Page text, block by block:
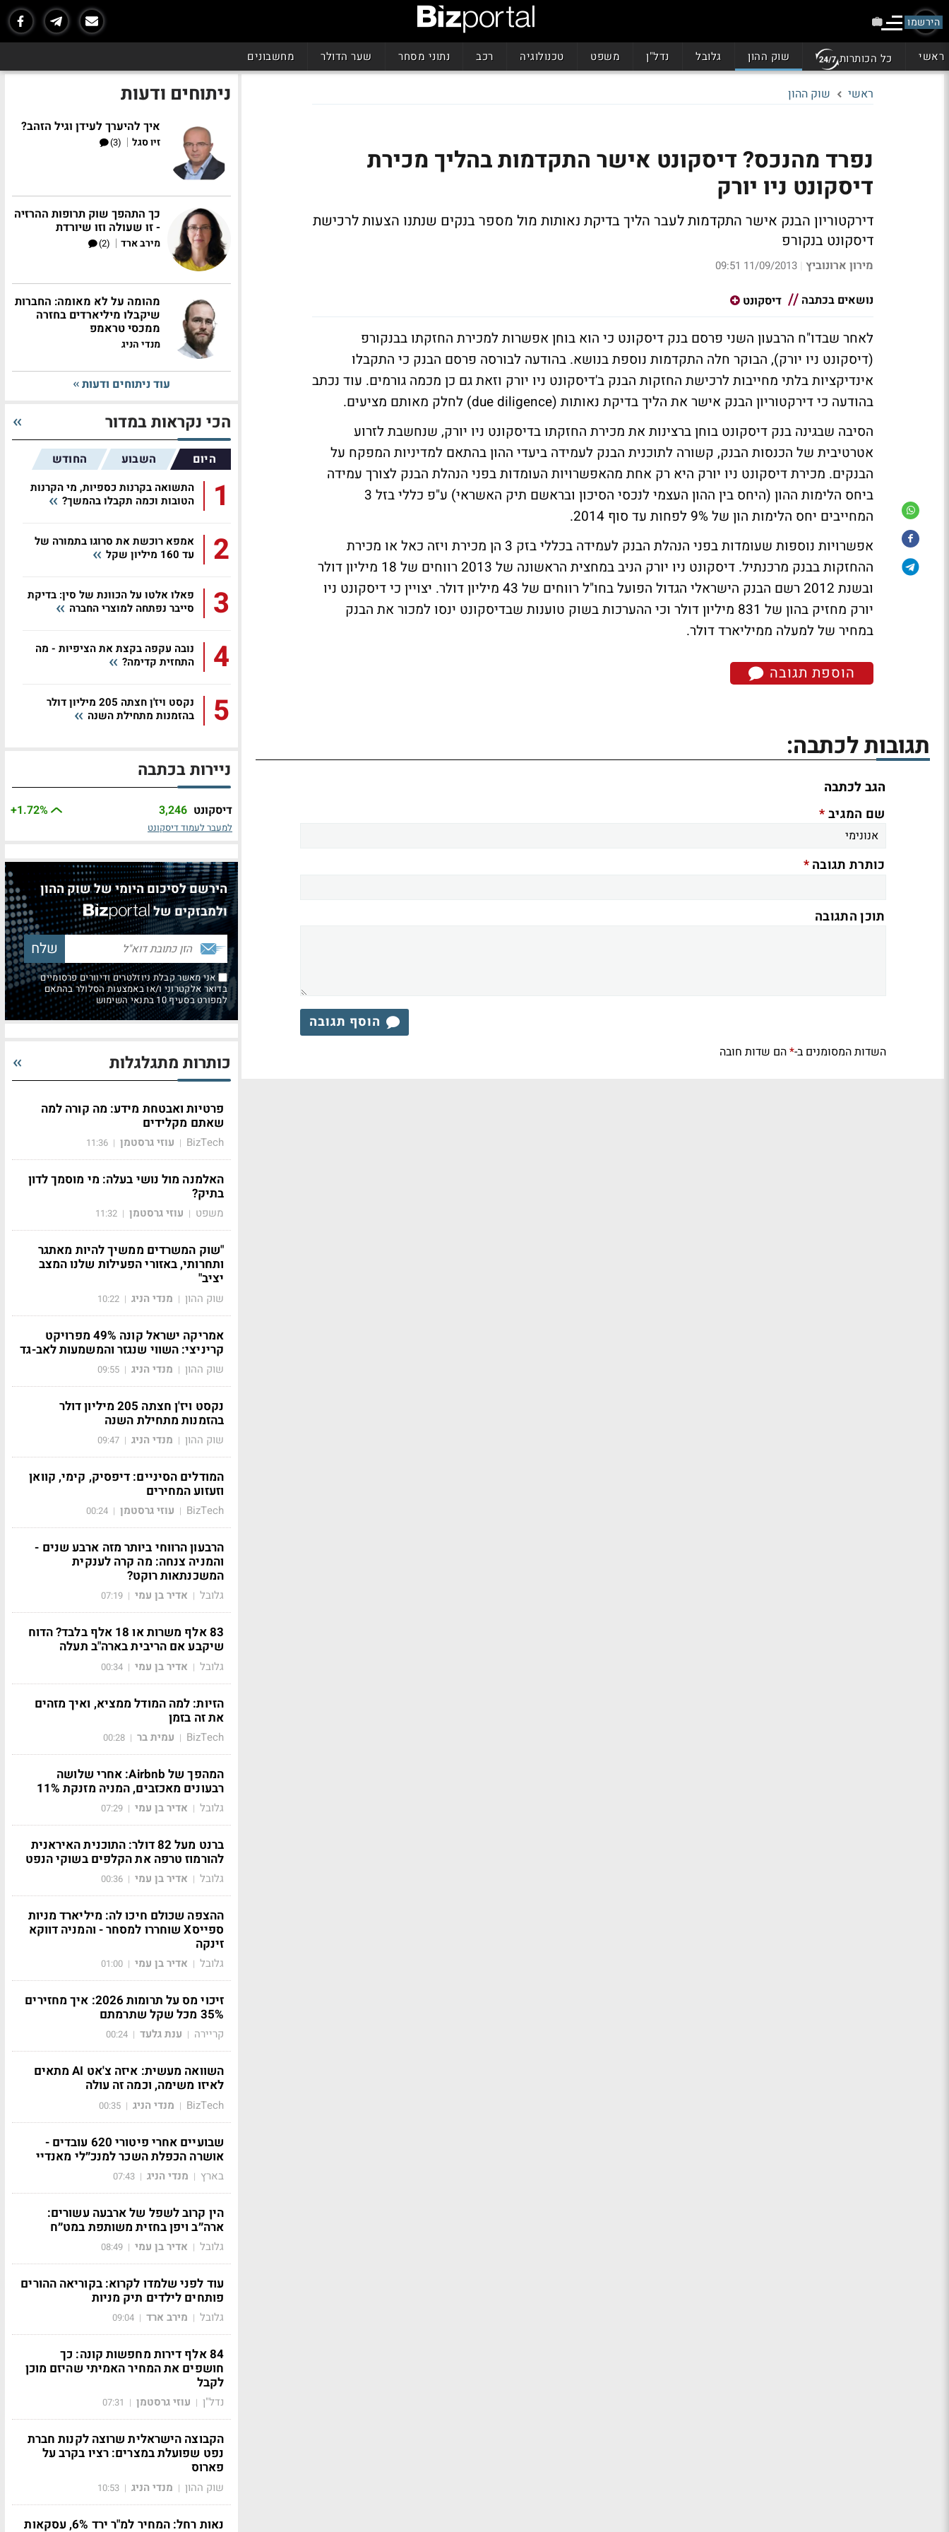
הירשמו
ראשי כל הכותרות שוק ההון גלובל נדל"ן משפט טכנולוגיה רכב נתוני מסחר שער הדולר מחשבונים
ראשי שוק ההון
נפרד מהנכס? דיסקונט אישר התקדמות בהליך מכירת
דיסקונט ניו יורק
דירקטוריון הבנק אישר התקדמות לעבר הליך בדיקת נאותות מול מספר בנקים שנתנו הצעות לרכישת
דיסקונט בנקורפ
מירון ארונוביץ |
11/09/2013 09:51
נושאים בכתבה דיסקונט
לאחר שבדו"ח הרבעון השני פרסם בנק דיסקונט כי הוא בוחן אפשרות למכירת החזקתו בבנקורפ
(דיסקונט ניו יורק), הבוקר חלה התקדמות נוספת בנושא. בהודעה לבורסה פרסם הבנק כי התקבלו
אינדיקציות בלתי מחייבות לרכישת החזקות הבנק ב'דיסקונט ניו יורק וזאת גם כן מכמה גורמים. עוד נכתב
בהודעה כי דירקטוריון הבנק אישר את הליך בדיקת נאותות (due diligence) לחלק מאותם מציעים.
הסיבה שבגינה בנק דיסקונט בוחן ברצינות את מכירת החזקתו בדיסקונט ניו יורק, שנחשבת לזרוע
אטרטיבית של הכנסות הבנק, קשורה לתוכנית הבנק לעמידה ביעדי ההון בהתאם למדיניות המפקח על
הבנקים. מכירת דיסקונט ניו יורק היא רק אחת מהאפשרויות העומדות בפני הנהלת הבנק לצורך עמידה
ביחס הלימות ההון (היחס בין ההון העצמי לנכסי הסיכון ובראשם תיק האשראי) ע"פ כללי בזל 3
המחייבים יחס הלימות הון של 9% לפחות עד סוף 2014.
אפשרויות נוספות שעומדות בפני הנהלת הבנק לעמידה בכללי בזק 3 הן מכירת ויזה כאל או מכירת
ההחזקות בבנק מרכנתיל. דיסקונט ניו יורק הניב במחצית הראשונה של 2013 רווחים של 18 מיליון דולר
ובשנת 2012 רשם הבנק הישראלי הגדול הפועל בחו"ל רווחים של 43 מיליון דולר. יצויין כי דיסקונט ניו
יורק מחזיק בהון של 831 מיליון דולר וכי ההערכות בשוק טוענות שבדיסקונט ינסו למכור את הבנק
במחיר של למעלה ממיליארד דולר.
הוספת תגובה
תגובות לכתבה:
הגב לכתבה
שם המגיב*
כותרת תגובה*
תוכן התגובה
הוסף תגובה
השדות המסומנים ב-*הם שדות חובה
ניתוחים ודעות
איך להיערך לעידן וגיל הזהב?
זיו סגל |
(3)
כך התהפך שוק תרופות ההרזיה
- זו שעולה וזו שיורדת
מירב ארד |
(2)
מהומה על לא מאומה: החברות
שיקבלו מיליארדים בחזרה
ממכסי טראמפ
מנדי הניג
עוד ניתוחים ודעות
הכי נקראות במדור
היום השבוע החודש
1
התשואה בקרנות כספיות, מי הקרנות
הטובות וכמה תקבלו בהמשך?
2
אמפא רוכשת את סרוגו בתמורה של
עד 160 מיליון שקל
3
פאלו אלטו על הכוונת של סין: בדיקת
סייבר נפתחה למוצרי החברה
4
נובה עקפה בקצת את הציפיות - מה
התחזית קדימה?
5
נקסט ויז'ן חצתה 205 מיליון דולר
בהזמנות מתחילת השנה
ניירות בכתבה
דיסקונט 3,246
+1.72%
למעבר לעמוד דיסקונט
הירשם לסיכום היומי של שוק ההון
ולמבזקים של
אני מאשר קבלת ניוזלטרים ודיוורים פרסומיים
בדואר אלקטרוני ו/או באמצעות הסלולר בהתאם
למפורט בסעיף 10 בתנאי השימוש
כותרות מתגלגלות
פרטיות ואבטחת מידע: מה קורה למה
שאתם מקלידים
BizTech
| עוזי גרסטמן |
11:36
האלמנה מול נושי בעלה: מי מוסמך לדון
בתיק?
משפט | עוזי גרסטמן |
11:32
"שוק המשרדים ממשיך להיות מאתגר
ותחרותי, באזורי הפעילות שלנו המצב
יציב"
שוק ההון | מנדי הניג |
10:22
אמריקה ישראל קונה 49% מפרויקט
קריניצי: השווי שנגזר והמשמעות לאב-גד
שוק ההון | מנדי הניג |
09:55
נקסט ויז'ן חצתה 205 מיליון דולר
בהזמנות מתחילת השנה
שוק ההון | מנדי הניג |
09:47
המודלים הסיניים: דיפסיק, קימי, קוואן
וזעזוע המחירים
BizTech
| עוזי גרסטמן |
00:24
הרבעון הרווחי ביותר מזה ארבע שנים -
והמניה צנחה: מה קרה לענקית
המשכנתאות רוקט?
גלובל | אדיר בן עמי |
07:19
83 אלף משרות או 18 אלף בלבד? הדוח
שיקבע אם הריבית בארה"ב תעלה
גלובל | אדיר בן עמי |
00:34
הזיות: למה המודל ממציא, ואיך מזהים
את זה בזמן
BizTech
| עמית בר |
00:28
המהפך של Airbnb: אחרי שלושה
רבעונים מאכזבים, המניה מזנקת 11%
גלובל | אדיר בן עמי |
07:29
ברנט מעל 82 דולר: התוכנית האיראנית
להורמוז טרפה את הקלפים בשוקי הנפט
גלובל | אדיר בן עמי |
00:36
ההצפה שכולם חיכו לה: מיליארד מניות
ספייסX שוחררו למסחר - והמניה דווקא
זינקה
גלובל | אדיר בן עמי |
01:00
זיכוי מס על תרומות 2026: איך מחזירים
35% מכל שקל שתרמתם
קריירה | ענת גלעד |
00:24
השוואה מעשית: איזה צ'אט AI מתאים
לאיזו משימה, וכמה זה עולה
BizTech
| מנדי הניג |
00:35
שבועיים אחרי פיטורי 620 עובדים -
אושרה הכפלת השכר למנכ״לי מאנדיי
בארץ | מנדי הניג |
07:43
הין קרוב לשפל של ארבעה עשורים:
ארה״ב ויפן בחזית משותפת במט״ח
גלובל | אדיר בן עמי |
08:49
עוד לפני שלמדו לקרוא: בקוריאה ההורים
פותחים לילדים תיק מניות
גלובל | מירב ארד |
09:04
84 אלף דירות מחפשות קונה: כך
חושפים את המחיר האמיתי שהיזם מוכן
לקבל
נדל"ן | עוזי גרסטמן |
07:31
הקבוצה הישראלית שרוצה לקנות חברת
נפט שפועלת במצרים: רציו בקרב על
פארוס
שוק ההון | מנדי הניג |
10:53
נאות רחל: המחיר למ"ר ירד 6%, עסקאות